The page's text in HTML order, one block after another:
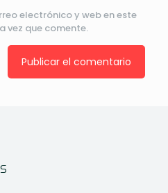
electrónico y web en este
vez que comente.